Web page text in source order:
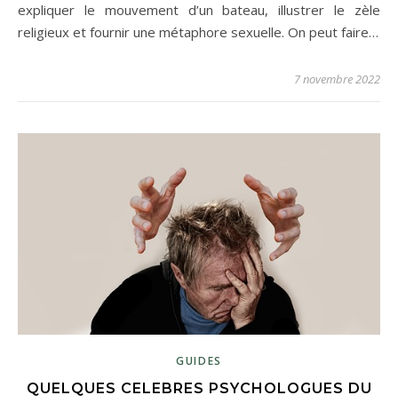
expliquer le mouvement d’un bateau, illustrer le zèle
religieux et fournir une métaphore sexuelle. On peut faire…
7 novembre 2022
GUIDES
QUELQUES CELEBRES PSYCHOLOGUES DU